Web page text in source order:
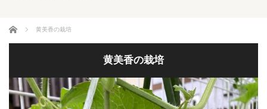
ホーム 黄美香の栽培
黄美香の栽培